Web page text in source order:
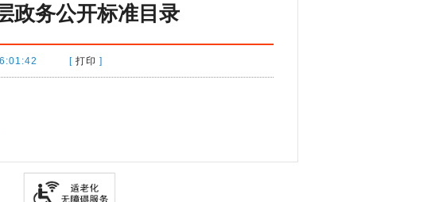
政务公开标准目录
16:01:42 [ 打印 ]